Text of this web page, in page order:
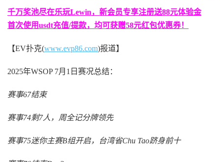
千万奖池尽在乐玩Lewin，新会员专享注册送88元体验金
首次使用usdt充值/提款，均可获赠58元红包优惠券！
【EV扑克(www.evp86.com)报道】
2025年WSOP 7月1日赛况总结：
赛事67结束
赛事74剩7人，周全记分牌领先
赛事75迷你主赛B组开启，台湾省Chu Tao跻身前十